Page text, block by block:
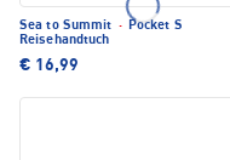
Sea to Summit · Pocket S
Reisehandtuch
€ 16,99